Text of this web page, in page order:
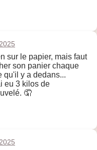
sur le papier, mais faut
son panier chaque
qu'il y a dedans...
eu 3 kilos de
🤦